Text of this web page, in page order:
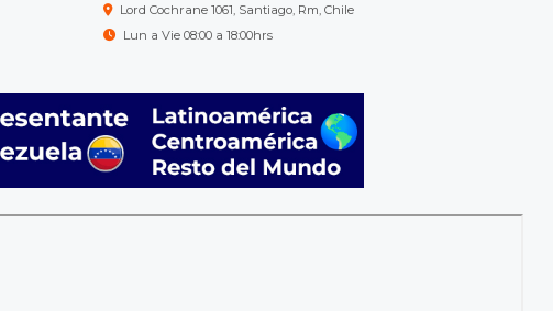
Lord Cochrane 1061, Santiago, Rm, Chile
Lun a Vie 08:00 a 18:00hrs